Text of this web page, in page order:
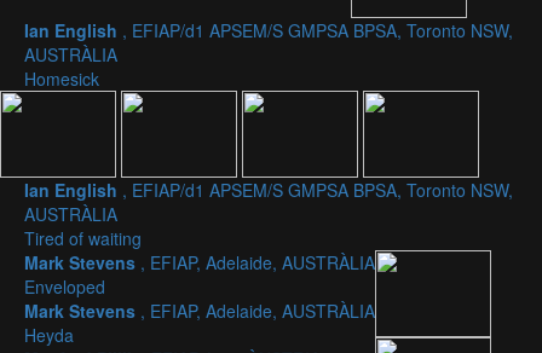
Ian English , EFIAP/d1 APSEM/S GMPSA BPSA, Toronto NSW,
AUSTRÀLIA
Homesick
Ian English , EFIAP/d1 APSEM/S GMPSA BPSA, Toronto NSW,
AUSTRÀLIA
Tired of waiting
Mark Stevens , EFIAP, Adelaide, AUSTRÀLIA
Enveloped
Mark Stevens , EFIAP, Adelaide, AUSTRÀLIA
Heyda